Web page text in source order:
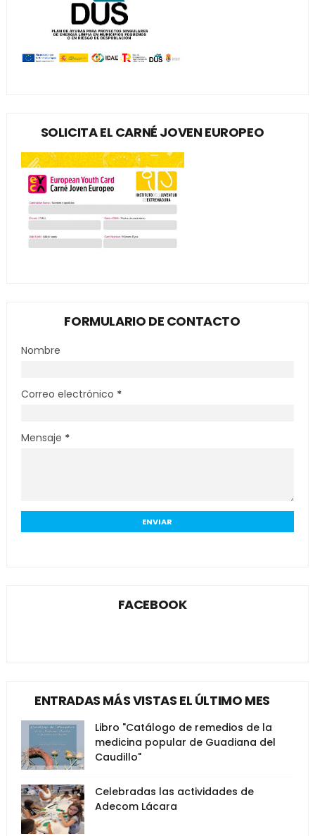
SOLICITA EL CARNÉ JOVEN EUROPEO
FORMULARIO DE CONTACTO
Nombre
Correo electrónico *
Mensaje *
FACEBOOK
ENTRADAS MÁS VISTAS EL ÚLTIMO MES
Libro "Catálogo de remedios de la
medicina popular de Guadiana del
Caudillo"
Celebradas las actividades de
Adecom Lácara